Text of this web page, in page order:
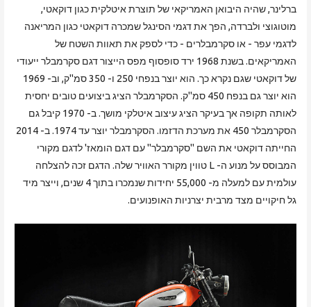
ברלינר, שהיה היבואן האמריקאי של תוצרת איטלקית כגון דוקאטי,
מוטוגוצי ולברדה, הפך את דגמי הסינגל שמכרה דוקאטי כגון המריאנה
לדגמי עפר - או סקרמבלרים - כדי לספק את תאוות השטח של
האמריקאים. בשנת 1968 ירד סופסוף מפס הייצור דגם סקרמבלר ייעודי
של דוקאטי שגם נקרא כך. הוא יוצר בנפחי 250 ו- 350 סמ"ק, וב- 1969
הוא יוצר גם בנפח 450 סמ"ק. הסקרמבלר הציג ביצועים טובים יחסית
לאותה תקופה אך בעיקר הציג עיצוב איטלקי מושך. ב- 1970 קיבל גם
הסקרמבלר 450 את מערכת הדזמו. הסקרמבלר יוצר עד 1974. ב- 2014
החייתה דוקאטי את השם "סקרמבלר" עם דגם הומאז' לדגם מקורי
המבוסס על מנוע ה- L טווין מקורר האוויר שלה. הדגם זכה להצלחה
עולמית עם למעלה מ- 55,000 יחידות שנמכרו בתוך 4 שנים, וייצר מיד
גל חיקויים מצד מרבית יצרניות האופנועים.